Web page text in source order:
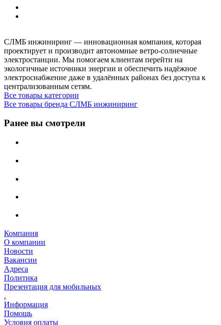
СЛМБ инжиниринг — инновационная компания, которая
проектирует и производит автономные ветро‑солнечные
электростанции. Мы помогаем клиентам перейти на
экологичные источники энергии и обеспечить надёжное
электроснабжение даже в удалённых районах без доступа к
централизованным сетям.
Все товары категории
Все товары бренда СЛМБ инжиниринг
Ранее вы смотрели
Компания
О компании
Новости
Вакансии
Адреса
Политика
Презентация для мобильных
.
Информация
Помощь
Условия оплаты